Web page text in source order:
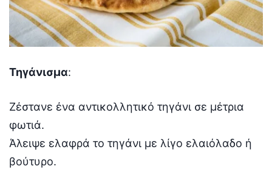
Τηγάνισμα:
Ζέστανε ένα αντικολλητικό τηγάνι σε μέτρια
φωτιά.
Άλειψε ελαφρά το τηγάνι με λίγο ελαιόλαδο ή
βούτυρο.